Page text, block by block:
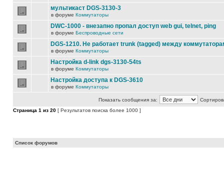
мультикаст DGS-3130-3
в форуме Коммутаторы
DWC-1000 - внезапно пропал доступ web gui, telnet, ping
в форуме Беспроводные сети
DGS-1210. Не работает trunk (tagged) между
в форуме Коммутаторы
Настройка d-link dgs-3130-54ts
в форуме Коммутаторы
Настройка доступа к DGS-3610
в форуме Коммутаторы
Показать сообщения за:
Страница 1 из 20 [ Результатов поиска более 1000 ]
Список форумов